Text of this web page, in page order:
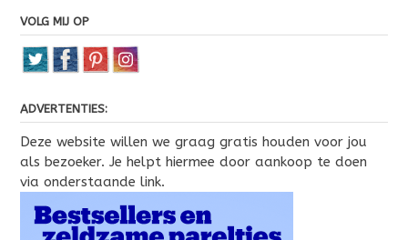
VOLG MIJ OP
ADVERTENTIES:
Deze website willen we graag gratis houden voor jou
als bezoeker. Je helpt hiermee door aankoop te doen
via onderstaande link.